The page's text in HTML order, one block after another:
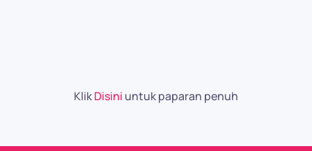
KlikDisini untuk paparan penuh